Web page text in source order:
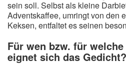
sein soll. Selbst als kleine
Adventskaffee, umringt von den
Keksen, entfaltet es seinen
Für wen bzw. für
eignet sich das Gedicht?